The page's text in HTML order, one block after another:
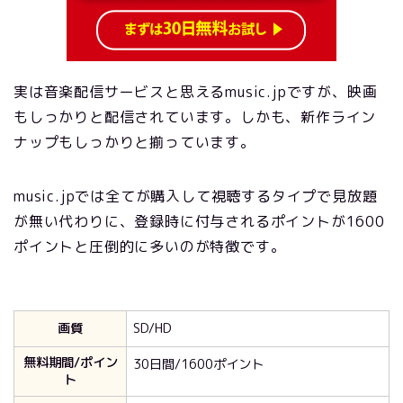
実は音楽配信サービスと思えるmusic.jpですが、映画
もしっかりと配信されています。しかも、新作ライン
ナップもしっかりと揃っています。
music.jpでは全てが購入して視聴するタイプで見放題
が無い代わりに、登録時に付与されるポイントが1600
ポイントと圧倒的に多いのが特徴です。
画質
SD/HD
無料期間/ポイン
ト
30日間/1600ポイント